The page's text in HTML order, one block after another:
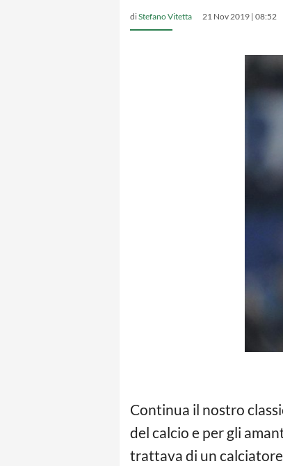
diStefano Vitetta 21 Nov 2019 | 08:52
Continua il nostro
del calcio e per gli
trattava di un